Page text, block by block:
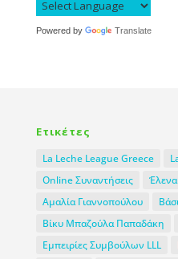
Powered by Translate
Ετικέτες
La Leche League Greece
Online Συναντήσεις
Έλενα
Αμαλία Γιαννοπούλου
Βίκυ Μπαζούλα Παπαδάκη
Εμπειρίες Συμβούλων LLL